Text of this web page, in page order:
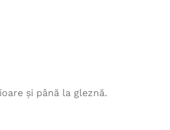
și până la gleznă.